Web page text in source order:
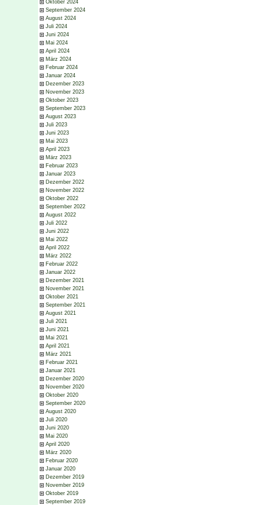
Oktober 2024
September 2024
August 2024
Juli 2024
Juni 2024
Mai 2024
April 2024
März 2024
Februar 2024
Januar 2024
Dezember 2023
November 2023
Oktober 2023
September 2023
August 2023
Juli 2023
Juni 2023
Mai 2023
April 2023
März 2023
Februar 2023
Januar 2023
Dezember 2022
November 2022
Oktober 2022
September 2022
August 2022
Juli 2022
Juni 2022
Mai 2022
April 2022
März 2022
Februar 2022
Januar 2022
Dezember 2021
November 2021
Oktober 2021
September 2021
August 2021
Juli 2021
Juni 2021
Mai 2021
April 2021
März 2021
Februar 2021
Januar 2021
Dezember 2020
November 2020
Oktober 2020
September 2020
August 2020
Juli 2020
Juni 2020
Mai 2020
April 2020
März 2020
Februar 2020
Januar 2020
Dezember 2019
November 2019
Oktober 2019
September 2019